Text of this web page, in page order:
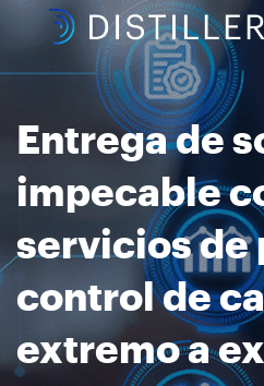
Entrega de
impecable
servicios de
control de
extremo a